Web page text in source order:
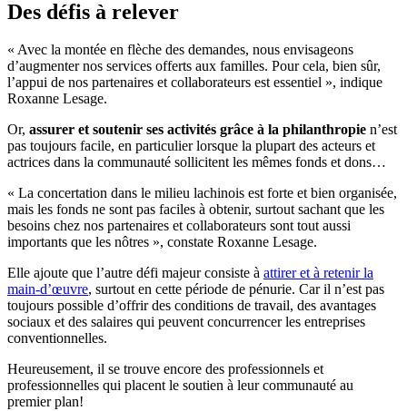
Des défis à relever
« Avec la montée en flèche des demandes, nous envisageons
d’augmenter nos services offerts aux familles. Pour cela, bien sûr,
l’appui de nos partenaires et collaborateurs est essentiel », indique
Roxanne Lesage.
Or, assurer et soutenir ses activités grâce à la philanthropie n’est
pas toujours facile, en particulier lorsque la plupart des acteurs et
actrices dans la communauté sollicitent les mêmes fonds et dons…
« La concertation dans le milieu lachinois est forte et bien organisée,
mais les fonds ne sont pas faciles à obtenir, surtout sachant que les
besoins chez nos partenaires et collaborateurs sont tout aussi
importants que les nôtres », constate Roxanne Lesage.
Elle ajoute que l’autre défi majeur consiste à attirer et à retenir la
main-d’œuvre, surtout en cette période de pénurie. Car il n’est pas
toujours possible d’offrir des conditions de travail, des avantages
sociaux et des salaires qui peuvent concurrencer les entreprises
conventionnelles.
Heureusement, il se trouve encore des professionnels et
professionnelles qui placent le soutien à leur communauté au
premier plan!